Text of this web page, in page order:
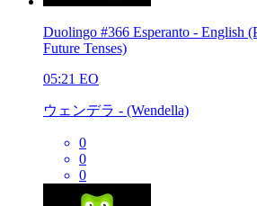
Duolingo #366 Esperanto - English
Future Tenses)
05:21 EO
ウェンデラ - (Wendella)
0
0
0